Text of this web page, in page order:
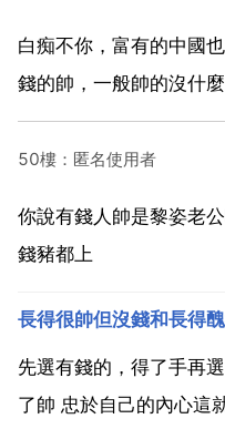
白痴不你，富有的中國
錢的帥，一般帥的沒什
50樓：匿名使用者
你說有錢人帥是黎姿老
錢豬都上
長得很帥但沒錢和長得
先選有錢的，得了手再
了帥 忠於自己的內心這